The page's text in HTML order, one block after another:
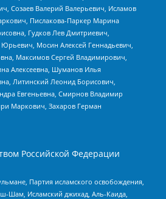
Созаев Валерий Валерьевич, Исламов
Пислакова-Паркер Марина
Гудков Лев Дмитриевич,
Мосин Алексей Геннадьевич,
Максимов Сергей Владимирович,
Алексеевна, Шуманов Илья
Литинский Леонид Борисович,
Евгеньевна, Смирнов Владимир
Маркович, Захаров Герман
Российской Федерации
Партия исламского освобождения,
Шам, Исламский джихад, Аль-Каида,